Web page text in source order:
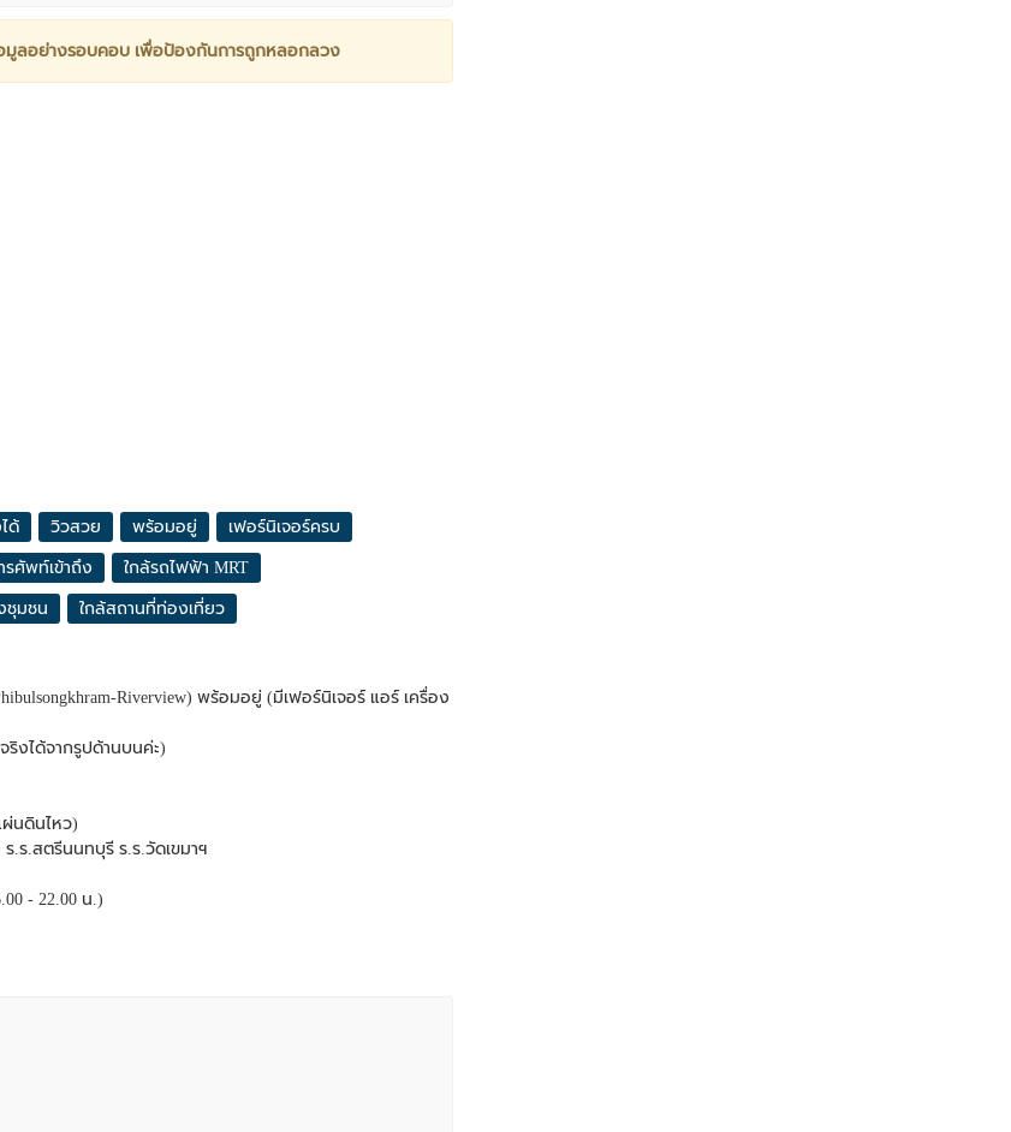
ลอย่างรอบคอบ เพื่อป้องกันการถูกหลอกลวง
ด้ วิวสวย พร้อมอยู่ เฟอร์นิเจอร์ครบ
รศัพท์เข้าถึง ใกล้รถไฟฟ้า MRT
ชุมชน ใกล้สถานที่ท่องเที่ยว
Riverview) พร้อมอยู่ (มีเฟอร์นิเจอร์ แอร์ เครื่อง
งได้จากรูปด้านบนค่ะ)
ผ่นดินไหว)
ร.สตรีนนทบุรี ร.ร.วัดเขมาฯ
- 22.00 น.)